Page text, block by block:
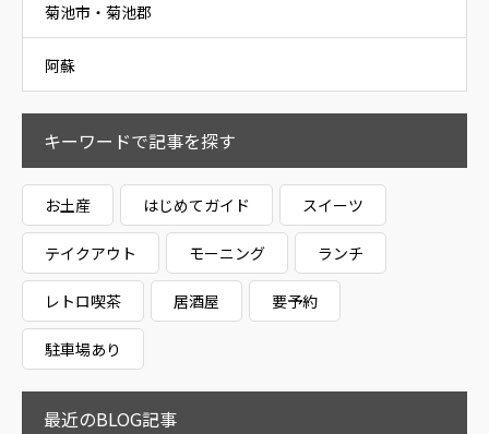
菊池市・菊池郡
阿蘇
キーワードで記事を探す
お土産 はじめてガイド スイーツ
テイクアウト モーニング ランチ
レトロ喫茶 居酒屋 要予約
駐車場あり
最近のBLOG記事